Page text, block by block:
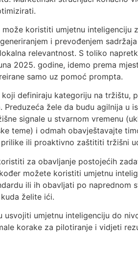
koristiti umjetnu inteligenciju
i prevođenjem
relevantnost. S toliko
2025. godine, idemo prema
samo uz pomoć prompta.
definiraju kategoriju na tržištu,
žele da budu agilnija u
signale u stvarnom vremenu
teme) i odmah obavještavajte
ili proaktivno zaštititi tržišni
za obavljanje postojećih
možete koristiti umjetnu
ili ih obavljati po naprednom
želite ići.
usvojiti umjetnu inteligenciju do
korake za pilotiranje i vidjeti